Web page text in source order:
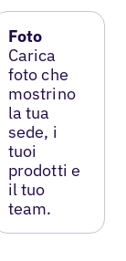
Foto
Carica
foto che
mostrino
la tua
sede, i
tuoi
prodotti e
il tuo
team.